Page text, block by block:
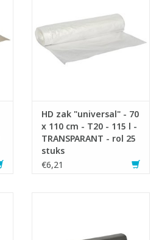
HD zak "universal" - 70
x 110 cm - T20 - 115 l -
TRANSPARANT - rol 25
stuks
€6,21